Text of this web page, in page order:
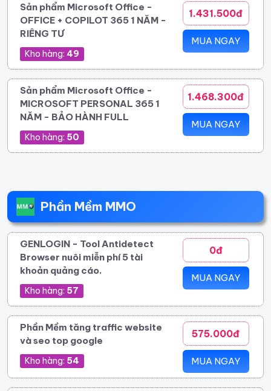
Sản phẩm Microsoft Office -
OFFICE + COPILOT 365 1 NĂM -
RIÊNG TƯ
Kho hàng: 49
1.431.500đ
MUA NGAY
Sản phẩm Microsoft Office -
MICROSOFT PERSONAL 365 1
NĂM - BẢO HÀNH FULL
Kho hàng: 50
1.468.300đ
MUA NGAY
Phần Mềm MMO
GENLOGIN - Tool Antidetect
Browser nuôi miễn phí 5 tài
khoản quảng cáo.
Kho hàng: 57
0đ
MUA NGAY
Phần Mềm tăng traffic website
và seo top google
Kho hàng: 54
575.000đ
MUA NGAY